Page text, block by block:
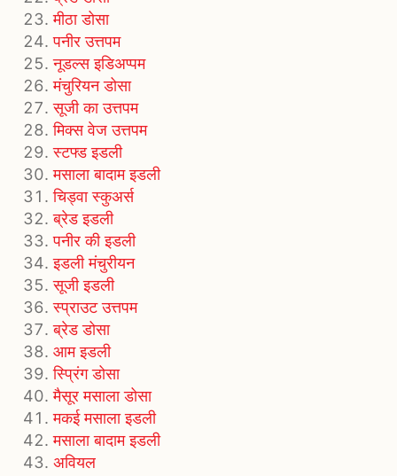
मीठा डोसा
पनीर उत्तपम
नूडल्स इडिअप्पम
मंचुरियन डोसा
सूजी का उत्तपम
मिक्स वेज उत्तपम
स्टफ्ड इडली
मसाला बादाम इडली
चिड्वा स्कुअर्स
ब्रेड इडली
पनीर की इडली
इडली मंचुरीयन
सूजी इडली
स्प्राउट उत्तपम
ब्रेड डोसा
आम इडली
स्प्रिंग डोसा
मैसूर मसाला डोसा
मकई मसाला इडली
मसाला बादाम इडली
अवियल